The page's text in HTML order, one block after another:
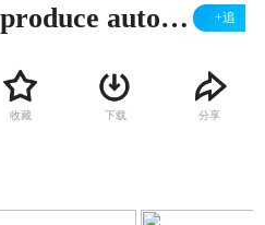
Machine PU for produce auto filters +追
收藏 下载 分享